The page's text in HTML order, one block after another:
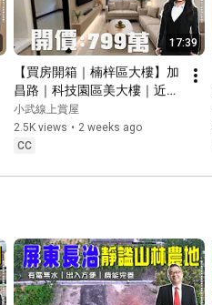
17:39
【買房開箱｜楠梓區大樓】加
昌路｜科技園區美大樓｜近商
圈學區｜採光明亮｜生活機能
便利｜開價799萬
小武線上賞屋
2.5K views • 2 weeks ago
CC